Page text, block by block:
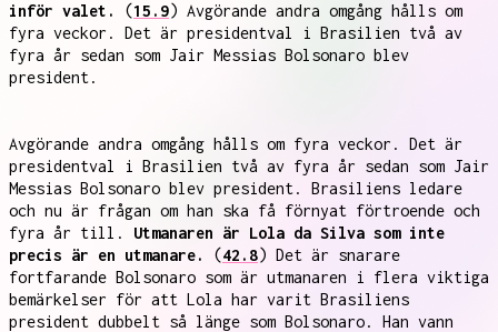
inför valet.
(15.9) Avgörande andra omgång hålls om
fyra veckor. Det är presidentval i Brasilien två av
fyra år sedan som Jair Messias Bolsonaro blev
president.
Avgörande andra omgång hålls om fyra veckor. Det är
presidentval i Brasilien två av fyra år sedan som Jair
Messias Bolsonaro blev president. Brasiliens ledare
och nu är frågan om han ska få förnyat förtroende och
fyra år till. Utmanaren är Lola da Silva som inte
precis är en utmanare.
(42.8) Det är snarare
fortfarande Bolsonaro som är utmanaren i flera viktiga
bemärkelser för att Lola har varit Brasiliens
president dubbelt så länge som Bolsonaro. Han vann